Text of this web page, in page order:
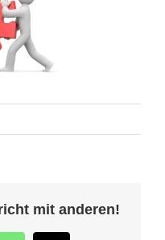
mit anderen!